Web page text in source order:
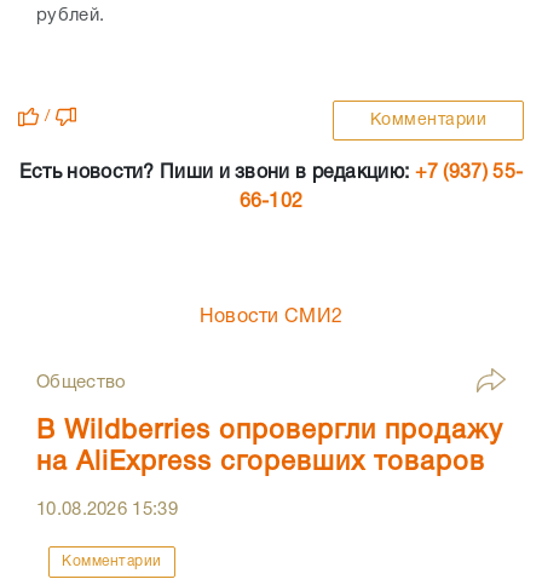
рублей.
/ Комментарии
Есть новости? Пиши и звони в редакцию: +7 (937) 55-
66-102
Новости СМИ2
Общество
В Wildberries опровергли продажу
на AliExpress сгоревших товаров
10.08.2026 15:39
Комментарии